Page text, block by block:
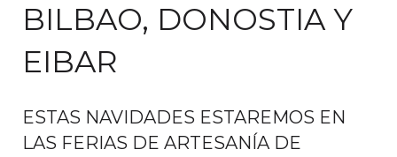
BILBAO, DONOSTIA Y
EIBAR
ESTAS NAVIDADES ESTAREMOS EN
LAS FERIAS DE ARTESANÍA DE